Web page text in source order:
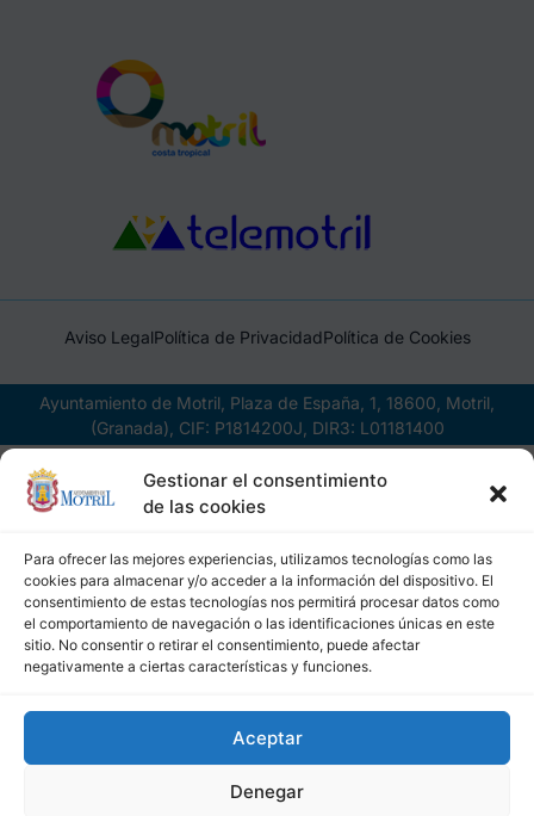
Gestionar el consentimiento
de las cookies
Para ofrecer las mejores experiencias, utilizamos tecnologías como las
cookies para almacenar y/o acceder a la información del dispositivo. El
consentimiento de estas tecnologías nos permitirá procesar datos como
el comportamiento de navegación o las identificaciones únicas en este
sitio. No consentir o retirar el consentimiento, puede afectar
negativamente a ciertas características y funciones.
Aceptar
Denegar
Aviso LegalPolítica de PrivacidadPolítica de Cookies
Ayuntamiento de Motril, Plaza de España, 1, 18600, Motril,
(Granada), CIF: P1814200J, DIR3: L01181400